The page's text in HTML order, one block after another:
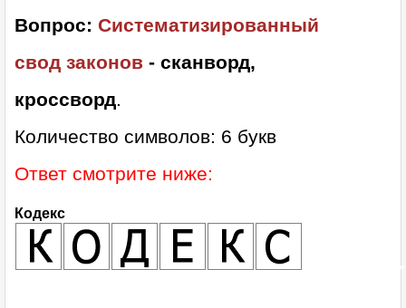
Вопрос: Систематизированный
свод законов - сканворд,
кроссворд.
Количество символов: 6 букв
Ответ смотрите ниже:
Кодекс